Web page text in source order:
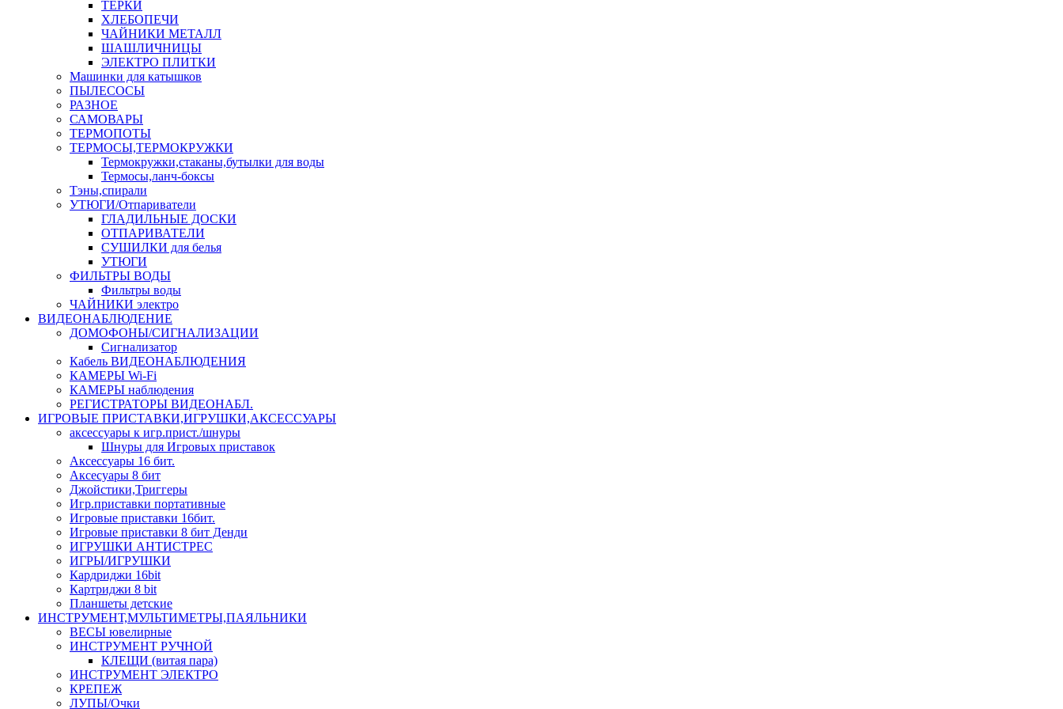
ТЕРКИ
ХЛЕБОПЕЧИ
ЧАЙНИКИ МЕТАЛЛ
ШАШЛИЧНИЦЫ
ЭЛЕКТРО ПЛИТКИ
Машинки для катышков
ПЫЛЕСОСЫ
РАЗНОЕ
САМОВАРЫ
ТЕРМОПОТЫ
ТЕРМОСЫ,ТЕРМОКРУЖКИ
Термокружки,стаканы,бутылки для воды
Термосы,ланч-боксы
Тэны,спирали
УТЮГИ/Отпариватели
ГЛАДИЛЬНЫЕ ДОСКИ
ОТПАРИВАТЕЛИ
СУШИЛКИ для белья
УТЮГИ
ФИЛЬТРЫ ВОДЫ
Фильтры воды
ЧАЙНИКИ электро
ВИДЕОНАБЛЮДЕНИЕ
ДОМОФОНЫ/СИГНАЛИЗАЦИИ
Сигнализатор
Кабель ВИДЕОНАБЛЮДЕНИЯ
КАМЕРЫ Wi-Fi
КАМЕРЫ наблюдения
РЕГИСТРАТОРЫ ВИДЕОНАБЛ.
ИГРОВЫЕ ПРИСТАВКИ,ИГРУШКИ,АКСЕССУАРЫ
аксесcуары к игр.прист./шнуры
Шнуры для Игровых приставок
Аксессуары 16 бит.
Аксесуары 8 бит
Джойстики,Триггеры
Игр.приставки портативные
Игровые приставки 16бит.
Игровые приставки 8 бит Денди
ИГРУШКИ АНТИСТРЕС
ИГРЫ/ИГРУШКИ
Кардриджи 16bit
Картриджи 8 bit
Планшеты детские
ИНСТРУМЕНТ,МУЛЬТИМЕТРЫ,ПАЯЛЬНИКИ
ВЕСЫ ювелирные
ИНСТРУМЕНТ РУЧНОЙ
КЛЕЩИ (витая пара)
ИНСТРУМЕНТ ЭЛЕКТРО
КРЕПЕЖ
ЛУПЫ/Очки